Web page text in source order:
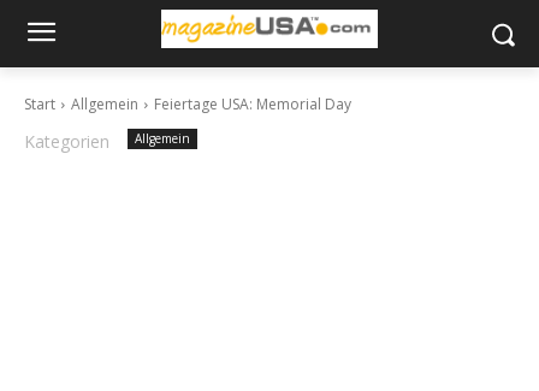
Start Allgemein Feiertage USA: Memorial Day
Kategorien Allgemein